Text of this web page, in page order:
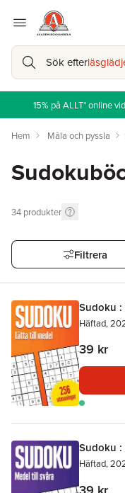
Sök efter
15% på ALLT* online
Hem Måla och pyssla
34 produkter
Filtrera
Sudoku
Häftad,
39 kr
Sudoku
Häftad,